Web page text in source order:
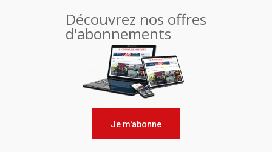
Découvrez nos offres
d'abonnements
Je m'abonne